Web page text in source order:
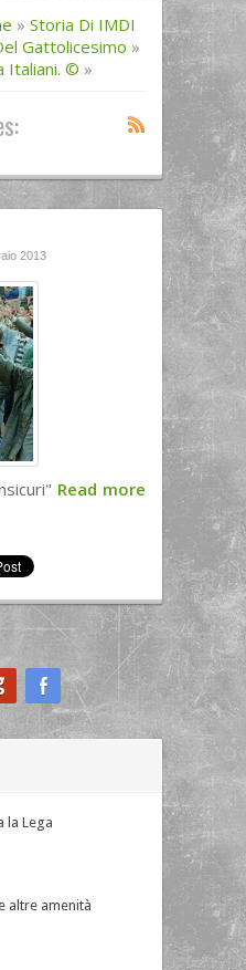
» Storia Di IMDI
Gattolicesimo »
Italiani. © »
2013
Read more
la Lega
altre amenità